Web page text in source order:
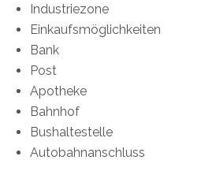
Industriezone
Einkaufsmöglichkeiten
Bank
Post
Apotheke
Bahnhof
Bushaltestelle
Autobahnanschluss